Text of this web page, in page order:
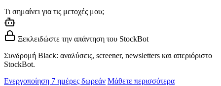
Τι σημαίνει για τις μετοχές μου;
Ξεκλειδώστε την απάντηση του StockBot
Συνδρομή Black: αναλύσεις, screener, newsletters και απεριόριστο
StockBot.
Ενεργοποίηση 7 ημέρες δωρεάν Μάθετε περισσότερα